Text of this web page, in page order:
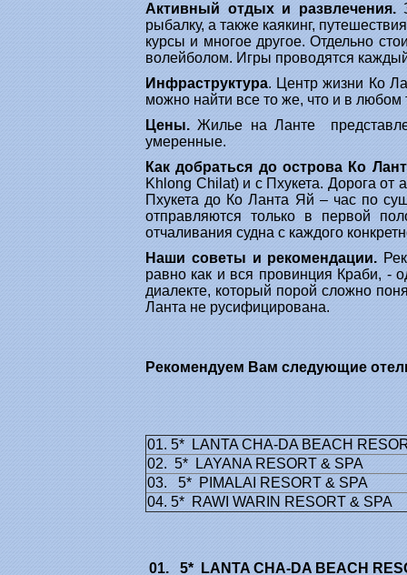
Активный отдых и развлечения.
рыбалку, а также каякинг,
курсы и многое другое. Отдельно
волейболом. Игры проводятся
Инфраструктура. Центр жизни Ко
можно найти все то же, что и в
Цены. Жилье на Ланте
умеренные.
Как добраться до острова Ко
Khlong Chilat) и с Пхукета. Дорога от
Пхукета до Ко Ланта Яй – час по
отправляются только в первой
отчаливания судна с каждого
Наши советы и рекомендации.
равно как и вся провинция Краби, -
диалекте, который порой сложно
Ланта не русифицирована.
Рекомендуем Вам следующие
01. 5* LANTA CHA-DA BEACH
02. 5* LAYANA RESORT & SPA
03. 5* PIMALAI RESORT & SPA
04. 5* RAWI WARIN RESORT & SPA
01. 5* LANTA CHA-DA BEACH